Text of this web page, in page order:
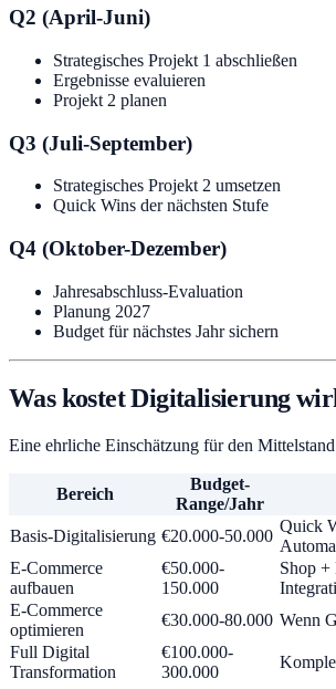
Q2 (April-Juni)
Strategisches Projekt 1 abschließen
Ergebnisse evaluieren
Projekt 2 planen
Q3 (Juli-September)
Strategisches Projekt 2 umsetzen
Quick Wins der nächsten Stufe
Q4 (Oktober-Dezember)
Jahresabschluss-Evaluation
Planung 2027
Budget für nächstes Jahr sichern
Was kostet Digitalisierung
Eine ehrliche Einschätzung für den
Bereich
Budget-
Range/Jahr
Basis-Digitalisierung €20.000-50.000
Quick
E-Commerce
aufbauen
€50.000-
150.000
Shop
E-Commerce
optimieren
€30.000-80.000 Wenn
Full Digital
Transformation
€100.000-
300.000